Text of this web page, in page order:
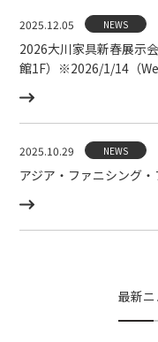
2025.12.05 NEWS
2026大川家具新春展示
館1F）※2026/1/14（
2025.10.29 NEWS
アジア・ファニシング・
最新